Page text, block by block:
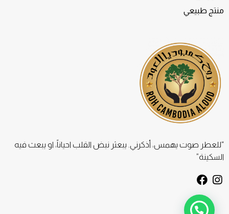
“للعطر صوت يهمس، أذكرني. يبعثر نبض القلب احياناً، او يبعث فيه
السكينة”
I
s
t
F
c
e
منتج طبيعي